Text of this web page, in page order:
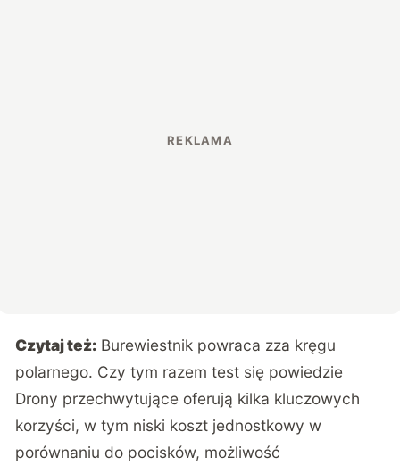
Czytaj też: Burewiestnik powraca zza kręgu
polarnego. Czy tym razem test się powiedzie
Drony przechwytujące oferują kilka kluczowych
korzyści, w tym niski koszt jednostkowy w
porównaniu do pocisków, możliwość